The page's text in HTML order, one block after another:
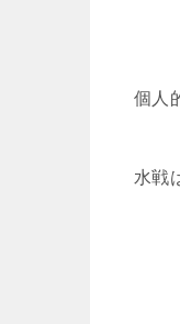
個人
水戦